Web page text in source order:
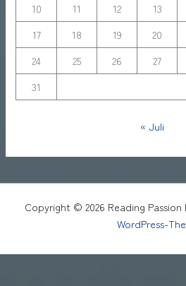
10
11 12 13
17
18 19 20
24
25 26 27
31
« Juli
Copyright © 2026 Reading
WordPress-